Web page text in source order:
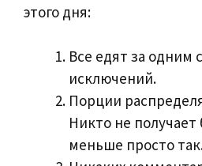
этого дня:
Все едят за одним
исключений.
Порции
Никто не
меньше просто